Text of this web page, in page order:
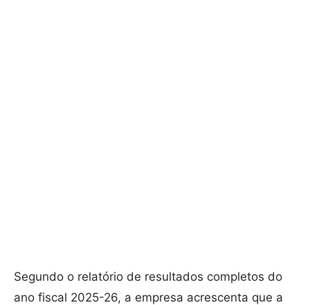
Segundo o relatório de resultados completos do
ano fiscal 2025-26, a empresa acrescenta que a